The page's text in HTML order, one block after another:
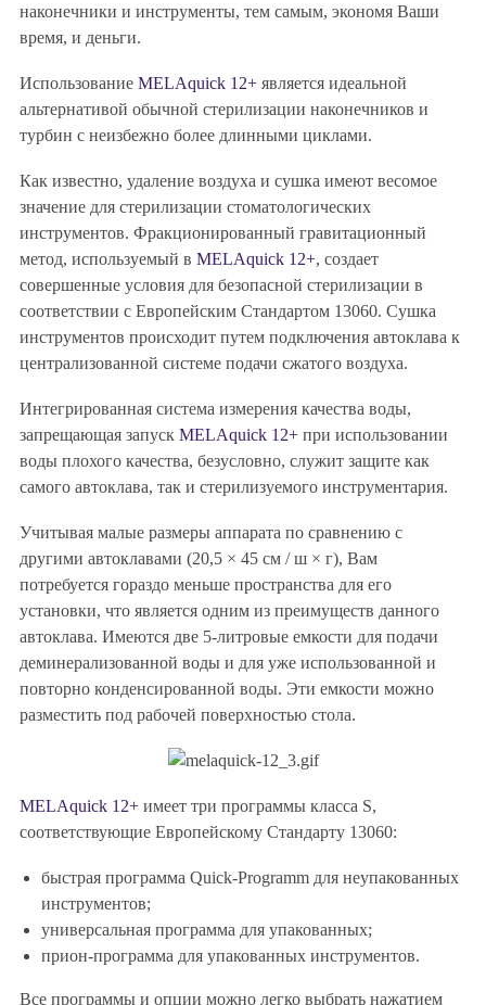
наконечники и инструменты, тем самым, экономя Ваши
время, и деньги.
Использование MELAquick 12+является идеальной
альтернативой обычной стерилизации наконечников и
турбин с неизбежно более длинными циклами.
Как известно, удаление воздуха и сушка имеют весомое
значение для стерилизации стоматологических
инструментов. Фракционированный гравитационный
метод, используемый в MELAquick 12+, создает
совершенные условия для безопасной стерилизации в
соответствии с Европейским Стандартом 13060. Сушка
инструментов происходит путем подключения автоклава к
централизованной системе подачи сжатого воздуха.
Интегрированная система измерения качества воды,
запрещающая запуск MELAquick 12+при использовании
воды плохого качества, безусловно, служит защите как
самого автоклава, так и стерилизуемого инструментария.
Учитывая малые размеры аппарата по сравнению с
другими автоклавами (20,5 × 45 см / ш × г), Вам
потребуется гораздо меньше пространства для его
установки, что является одним из преимуществ данного
автоклава. Имеются две 5-литровые емкости для подачи
деминерализованной воды и для уже использованной и
повторно конденсированной воды. Эти емкости можно
разместить под рабочей поверхностью стола.
MELAquick 12+имеет три программы класса S,
соответствующие Европейскому Стандарту 13060:
быстрая программа Quick-Programm для неупакованных
инструментов;
универсальная программа для упакованных;
прион-программа для упакованных инструментов.
Все программы и опции можно легко выбрать нажатием